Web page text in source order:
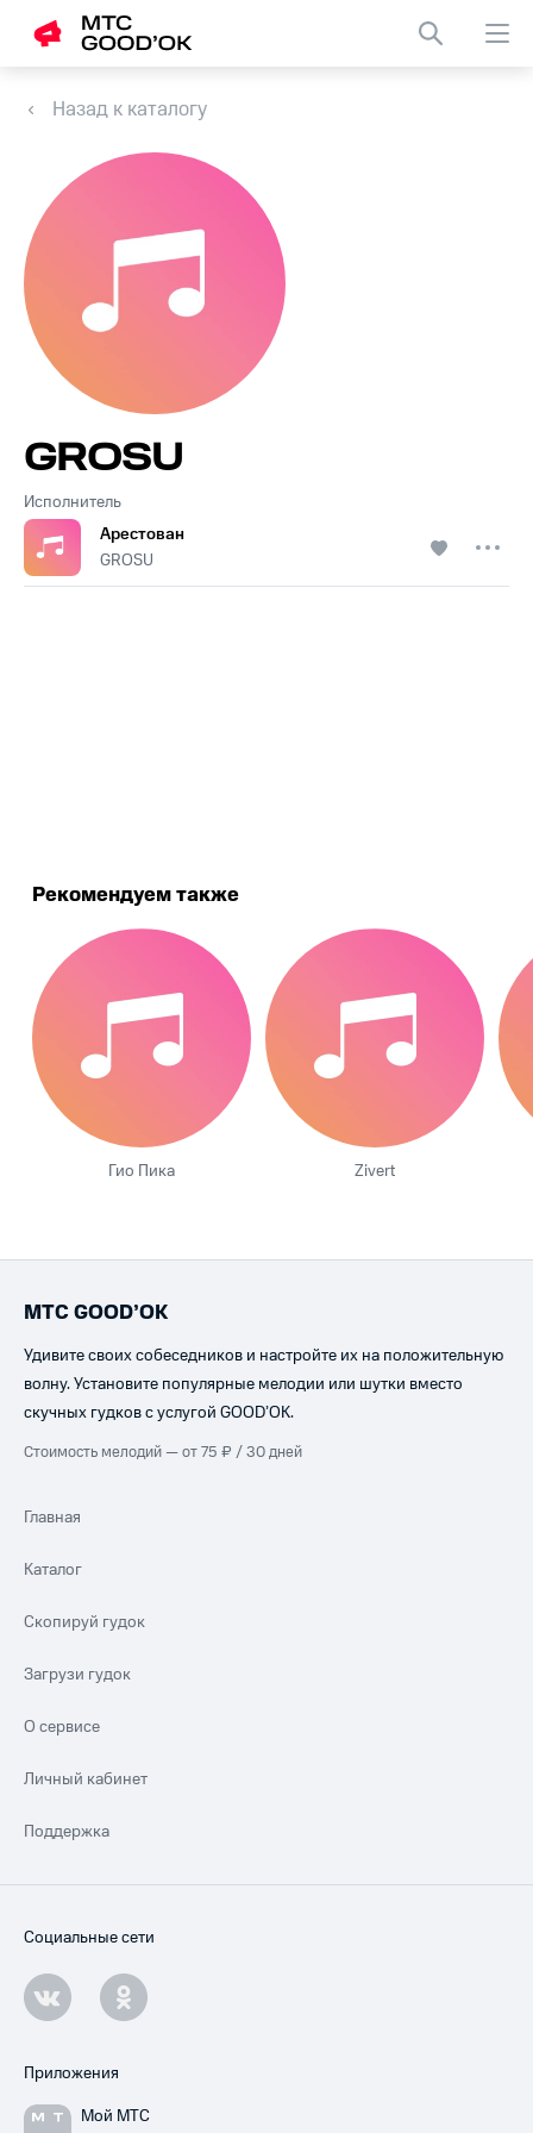
Назад к каталогу
Исполнитель
GROSU
Арестован
GROSU
Рекомендуем также
Гио Пика Zivert
МТС GOOD’OK
Удивите своих собеседников и настройте их на положительную
волну. Установите популярные мелодии или шутки вместо
скучных гудков с услугой GOOD’OK.
Стоимость мелодий — от 75 ₽ / 30 дней
Главная
Каталог
Скопируй гудок
Загрузи гудок
О сервисе
Личный кабинет
Поддержка
Социальные сети
Приложения
Мой МТС